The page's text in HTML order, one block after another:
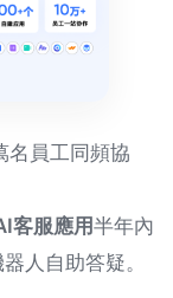
名員工同頻協
客服應用半年內
人自助答疑。